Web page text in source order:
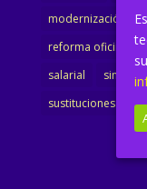
modernización
reforma oficina
salarial
sustituciones